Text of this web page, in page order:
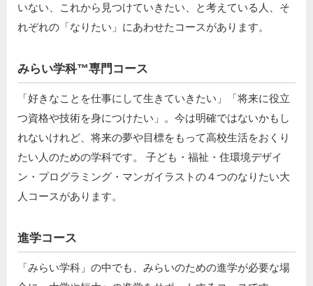
いない、これから見つけていきたい、と考えている人、そ
れぞれの「なりたい」にあわせたコースがあります。
みらい学科™専門コース
「好きなことを仕事にして生きていきたい」「将来に役立
つ資格や技術を身につけたい」。今は明確ではないかもし
れないけれど、将来の夢や目標をもって高校生活をおくり
たい人のための学科です。 子ども・福祉・住環境デザイ
ン・プログラミング・マンガイラストの４つのなりたい大
人コースがあります。
進学コース
「みらい学科」の中でも、みらいのための進学が必要な場